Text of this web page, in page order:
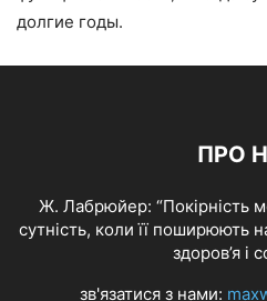
долгие годы.
ПРО
Ж. Лабрюйер: “Покірність
сутність, коли її поширюють
здоров’я і
зв'язатися з нами: